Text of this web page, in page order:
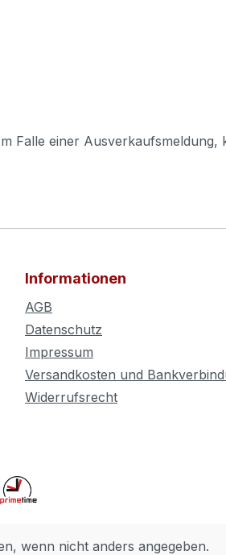
Falle einer Ausverkaufsmeldung,
Informationen
AGB
Datenschutz
Impressum
Versandkosten und
Widerrufsrecht
wenn nicht anders angegeben.